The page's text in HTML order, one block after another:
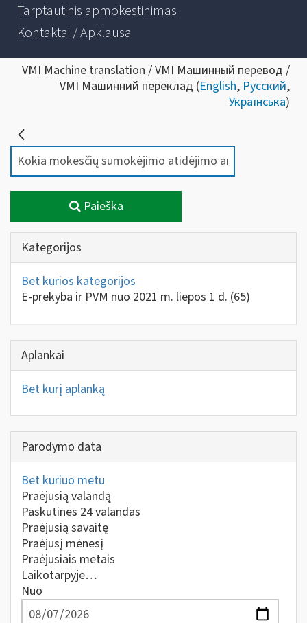
Tarptautinis apmokestinimas
Kontaktai / Apklausa
VMI Machine translation / VMI Машинный перевод /
VMI Машинний переклад (English, Русский,
Українська)
Paieška
Kategorijos
Bet kurios kategorijos
E-prekyba ir PVM nuo 2021 m. liepos 1 d. (65)
Aplankai
Bet kurį aplanką
Parodymo data
Bet kuriuo metu
Praėjusią valandą
Paskutines 24 valandas
Praėjusią savaitę
Praėjusį mėnesį
Praėjusiais metais
Laikotarpyje…
Nuo